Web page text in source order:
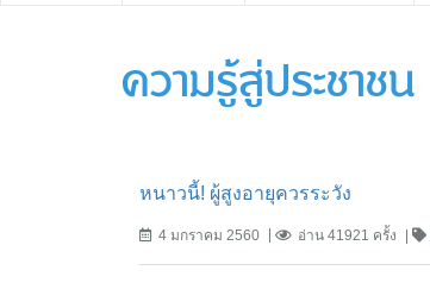
ความรู้สู่ประชาชน
หนาวนี้! ผู้สูงอายุควรระวัง
4 มกราคม 2560 อ่าน 41921 ครั้ง